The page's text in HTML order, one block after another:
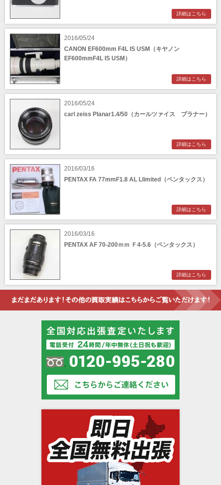
詳細はこちら
2016/05/24
CANON EF600mm F4L IS USM（キヤノン
EF600mmF4L IS USM）
詳細はこちら
2016/05/24
carl zeiss Planar1.4/50（カールツァイス プラナー）
詳細はこちら
2016/03/16
PENTAX FA 77mmF1.8 AL Llimited（ペンタックス）
詳細はこちら
2016/03/16
PENTAX AF 70-200ｍｍ Ｆ4-5.6（ペンタックス）
詳細はこちら